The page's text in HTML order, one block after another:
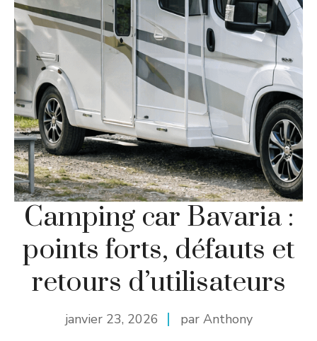
Camping car Bavaria :
points forts, défauts et
retours d’utilisateurs
janvier 23, 2026 par Anthony